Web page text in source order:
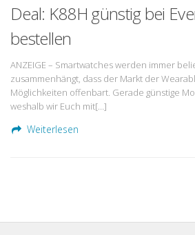
Deal: K88H günstig bei
bestellen
ANZEIGE – Smartwatches werden immer
zusammenhängt, dass der Markt der
Möglichkeiten offenbart. Gerade günstige
weshalb wir Euch mit[…]
Weiterlesen